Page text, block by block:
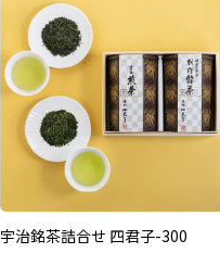
宇治銘茶詰合せ 四君子-300